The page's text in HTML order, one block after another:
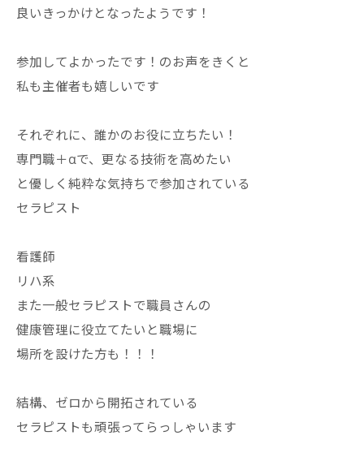
良いきっかけとなったようです！
参加してよかったです！のお声をきくと
私も主催者も嬉しいです
それぞれに、誰かのお役に立ちたい！
専門職＋αで、更なる技術を高めたい
と優しく純粋な気持ちで参加されている
セラピスト
看護師
リハ系
また一般セラピストで職員さんの
健康管理に役立てたいと職場に
場所を設けた方も！！！
結構、ゼロから開拓されている
セラピストも頑張ってらっしゃいます